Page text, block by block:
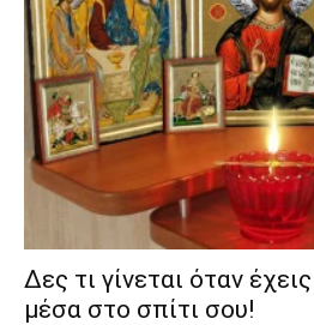
Δες τι γίνεται όταν
μέσα στο σπίτι σου!